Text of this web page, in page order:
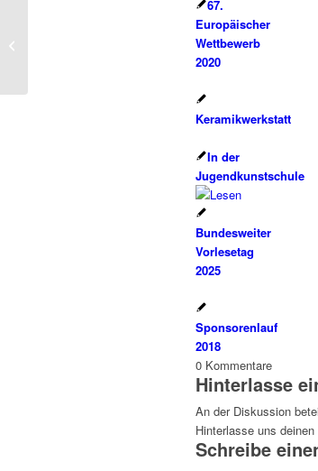
67.
Europäischer
Wettbewerb
2020
Keramikwerkstatt
In der
Jugendkunstschule
Bundesweiter
Vorlesetag
2025
Sponsorenlauf
2018
0 Kommentare
Hinterlasse
An der Diskussion
Hinterlasse uns
Schreibe